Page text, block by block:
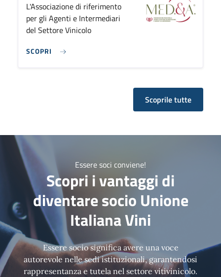
L'Associazione di riferimento
per gli Agenti e Intermediari
del Settore Vinicolo
SCOPRI
Scoprile tutte
Essere soci conviene!
Scopri i vantaggi di
diventare socio Unione
Italiana Vini
Essere socio significa avere una voce
autorevole nelle sedi istituzionali, garantendosi
rappresentanza e tutela nel settore vitivinicolo.